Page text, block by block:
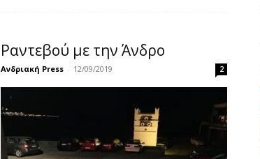
Ραντεβού με την Άνδρο
Ανδριακή Press - 12/09/2019 2